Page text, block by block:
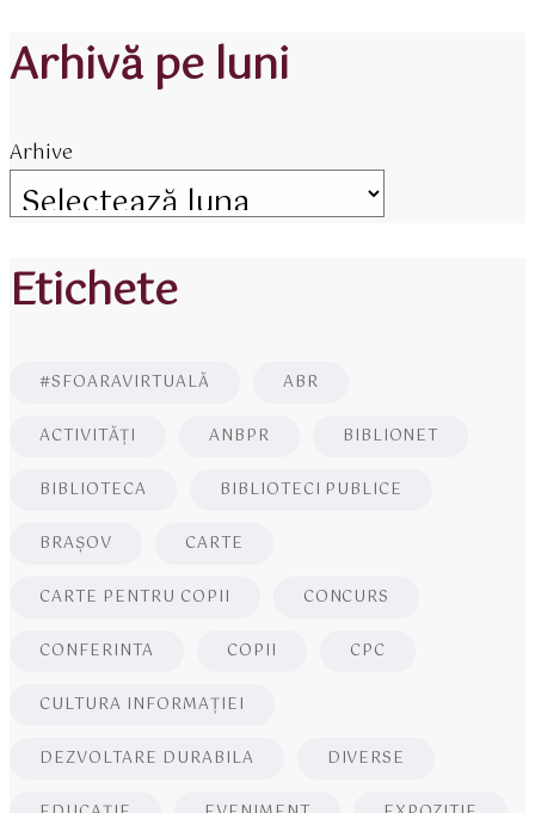
Arhivă pe luni
Arhive
Etichete
#SFOARAVIRTUALĂ ABR
ACTIVITĂŢI ANBPR BIBLIONET
BIBLIOTECA BIBLIOTECI PUBLICE
BRAŞOV CARTE
CARTE PENTRU COPII CONCURS
CONFERINTA COPII CPC
CULTURA INFORMAŢIEI
DEZVOLTARE DURABILA DIVERSE